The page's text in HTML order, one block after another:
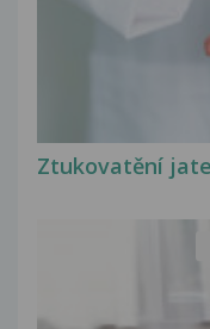
Ztukovatění